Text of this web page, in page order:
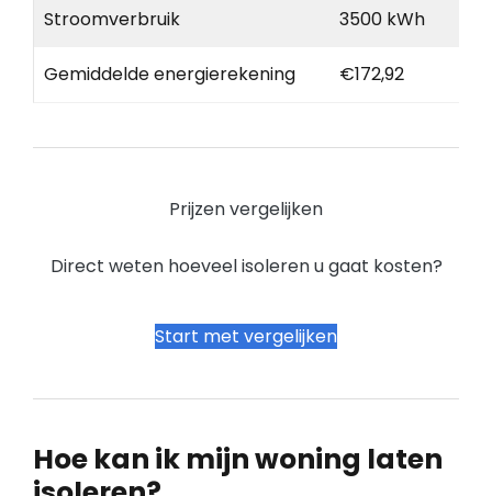
Stroomverbruik 3500 kWh
Gemiddelde energierekening €172,92
Prijzen vergelijken
Direct weten hoeveel isoleren u gaat kosten?
Start met vergelijken
Hoe kan ik mijn woning laten